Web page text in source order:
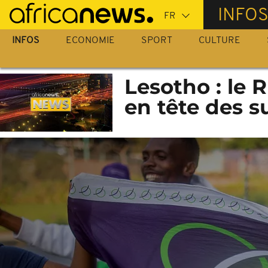
Passer
au
contenu
INFOS
INFOS ECONOMIE SPORT CULTURE
Lesotho : le
en tête des